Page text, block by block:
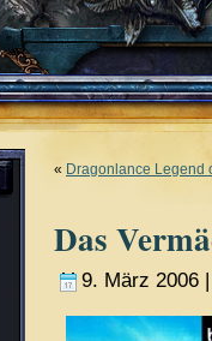
« Dragonlance Legend
Das
9. März 2006